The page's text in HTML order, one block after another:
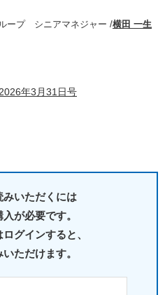
ープ シニアマネジャー /横田 一生
年3月31日号
みいただくには
が必要です。
グインすると、
ただけます。